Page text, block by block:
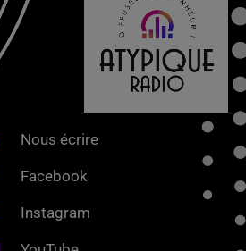
Nous écrire
Facebook
Instagram